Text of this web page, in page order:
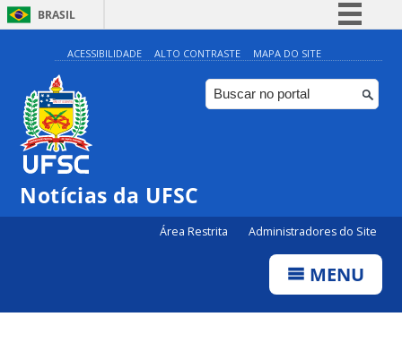
BRASIL
Simplifique!
Comunica BR
Participe
ACESSIBILIDADE ALTO CONTRASTE MAPA DO SITE
Notícias da UFSC
Área Restrita Administradores do Site
MENU